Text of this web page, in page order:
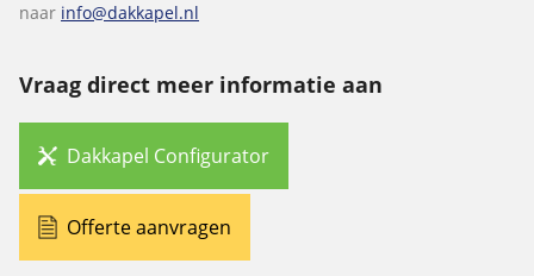
naar info@dakkapel.nl
Vraag direct meer informatie aan
Dakkapel Configurator
Offerte aanvragen